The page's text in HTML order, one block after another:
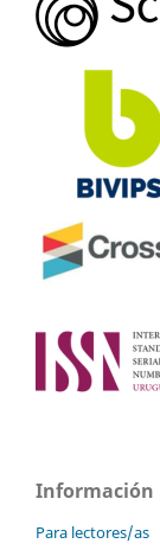
Información
Para lectores/as